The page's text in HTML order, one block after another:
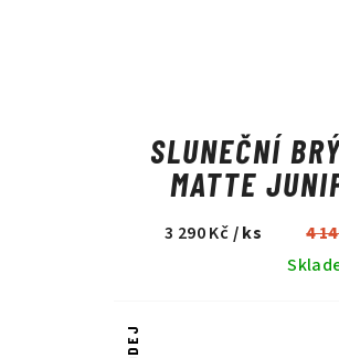
SLUNEČNÍ
MATTE
MINT
3 290 Kč/ ks 4